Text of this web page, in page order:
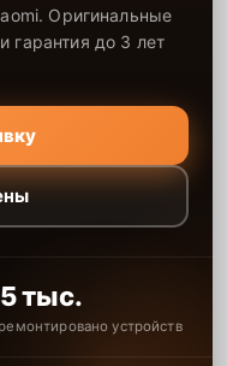
Оригинальные
гарантия до 3 лет
тыс.
устройств